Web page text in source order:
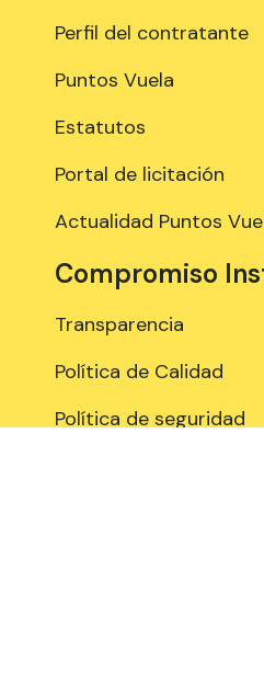
Perfil del contratante
Puntos Vuela
Estatutos
Portal de licitación
Actualidad Puntos
Compromiso
Transparencia
Política de Calidad
Política de seguridad